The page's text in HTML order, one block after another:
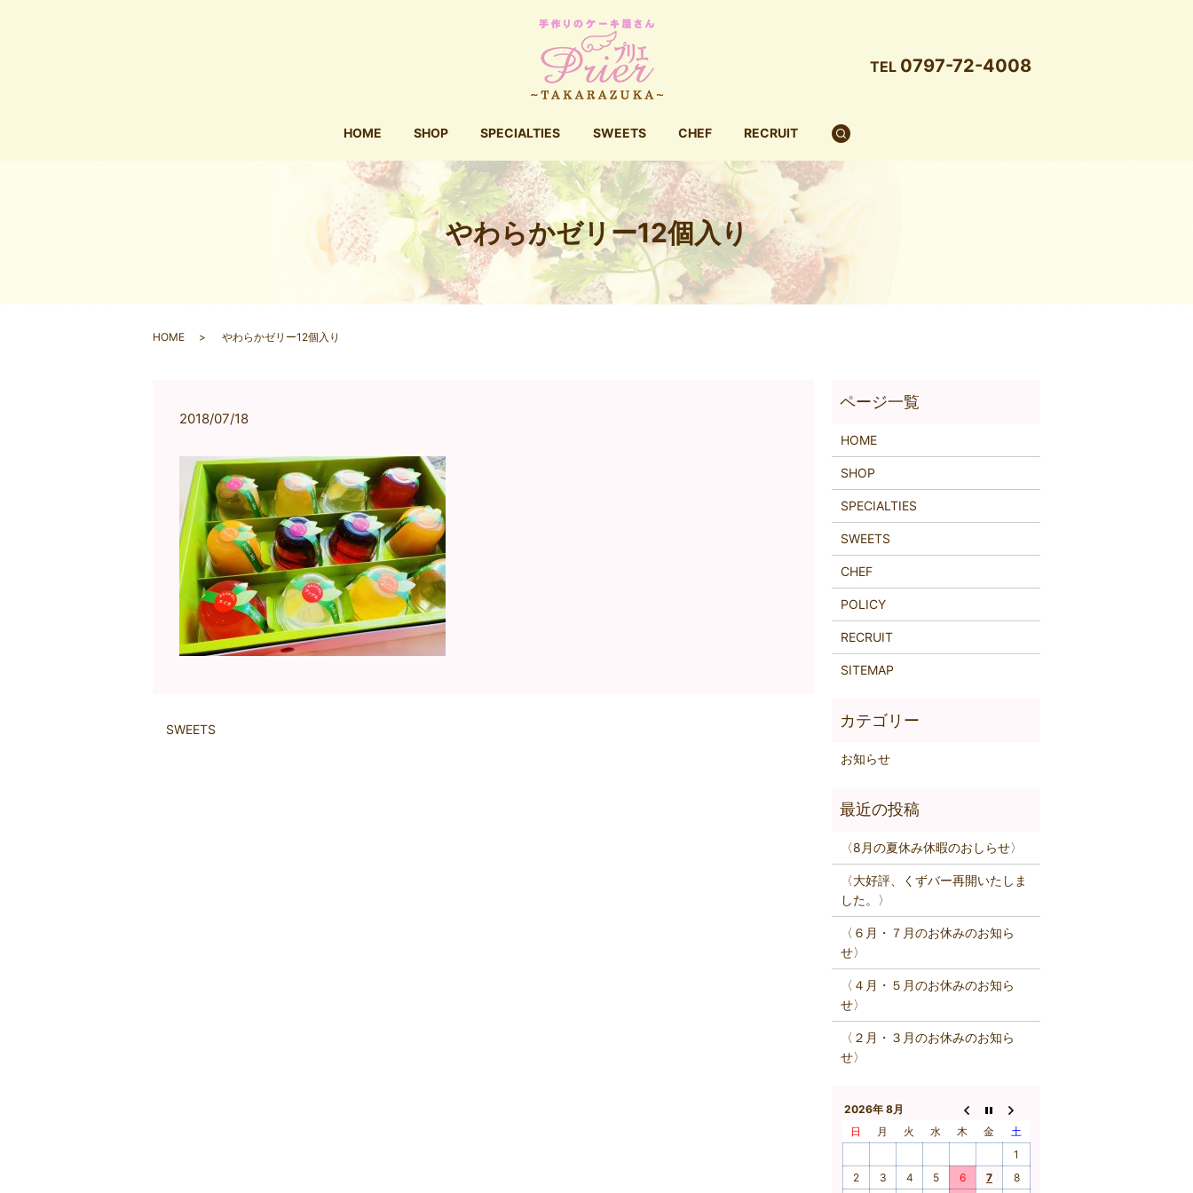
HOME SHOP SPECIALTIES SWEETS CHEF RECRUIT search
TEL 0797-72-4008
やわらかゼリー12個入り
HOME やわらかゼリー12個入り
2018/07/18
SWEETS
HOME
SHOP
SPECIALTIES
SWEETS
CHEF
POLICY
RECRUIT
SITEMAP
お知らせ
〈8月の夏休み休暇のおしらせ〉
〈大好評、くずバー再開いたしま
した。〉
〈６月・７月のお休みのお知ら
せ〉
〈４月・５月のお休みのお知ら
せ〉
〈２月・３月のお休みのお知ら
せ〉
2026年 8月
日
月 火 水 木 金
土
1
2
3 4 5 6 7 8